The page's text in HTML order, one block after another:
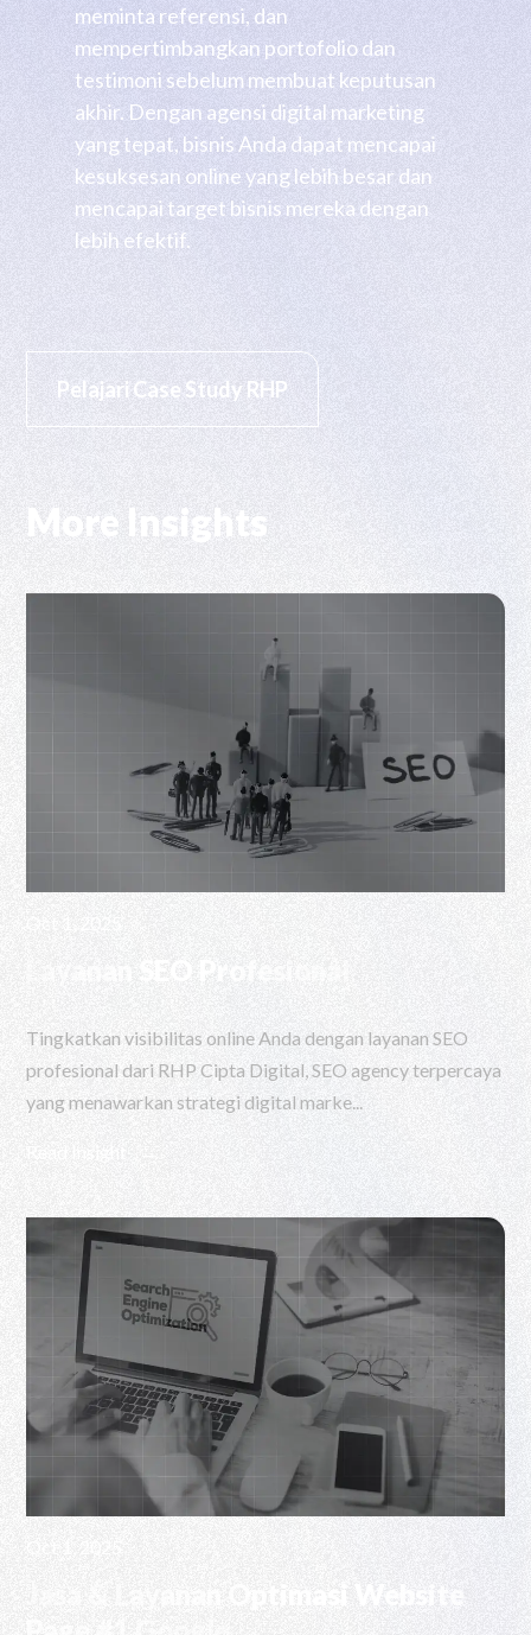
meminta referensi, dan
mempertimbangkan portofolio dan
testimoni sebelum membuat keputusan
akhir. Dengan agensi digital marketing
yang tepat, bisnis Anda dapat mencapai
kesuksesan online yang lebih besar dan
mencapai target bisnis mereka dengan
lebih efektif.
Pelajari Case Study RHP
More Insights
Tingkatkan visibilitas online Anda dengan layanan SEO
profesional dari RHP Cipta Digital, SEO agency terpercaya
yang menawarkan strategi digital marke...
Jasa & Layanan Optimasi Website